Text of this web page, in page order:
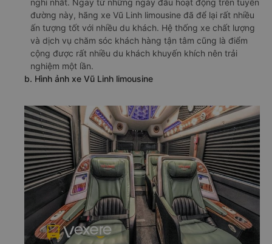
nghi nhất. Ngay từ những ngày đầu hoạt động trên tuyến
đường này, hãng xe Vũ Linh limousine đã để lại rất nhiều
ấn tượng tốt với nhiều du khách. Hệ thống xe chất lượng
và dịch vụ chăm sóc khách hàng tận tâm cũng là điểm
cộng được rất nhiều du khách khuyến khích nên trải
nghiệm một lần.
b. Hình ảnh xe Vũ Linh limousine